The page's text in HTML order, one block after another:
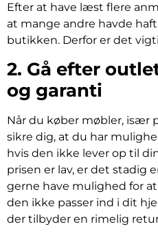
Efter at have læst flere
at mange andre havde
butikken. Derfor er det
2. Gå efter
og garanti
Når du køber møbler, især
sikre dig, at du har
hvis den ikke lever op til
prisen er lav, er det stadig
gerne have mulighed for
den ikke passer ind i dit
der tilbyder en rimelig